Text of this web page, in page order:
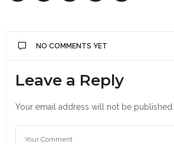
NO COMMENTS YET
Leave a Reply
Your email address will not be published.